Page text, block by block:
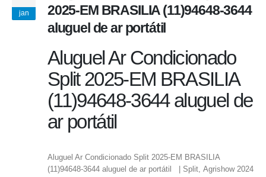
jan
2025-EM BRASILIA (11)94648-3644
aluguel de ar portátil
Aluguel Ar Condicionado
Split 2025-EM BRASILIA
(11)94648-3644 aluguel de
ar portátil
Aluguel Ar Condicionado Split 2025-EM BRASILIA
(11)94648-3644 aluguel de ar portátil | Split, Agrishow 2024